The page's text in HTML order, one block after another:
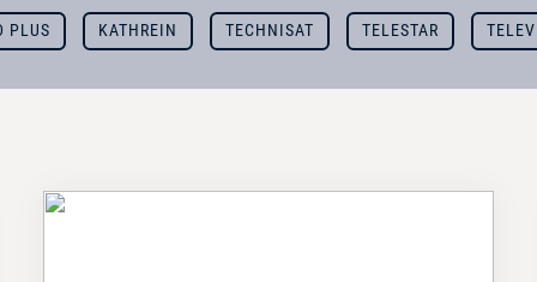
PLUS KATHREIN TECHNISAT TELESTAR